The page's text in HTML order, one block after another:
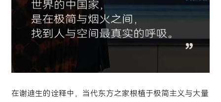
在谢迪生的诠释中，当代东方之家根植于极简主义与大量